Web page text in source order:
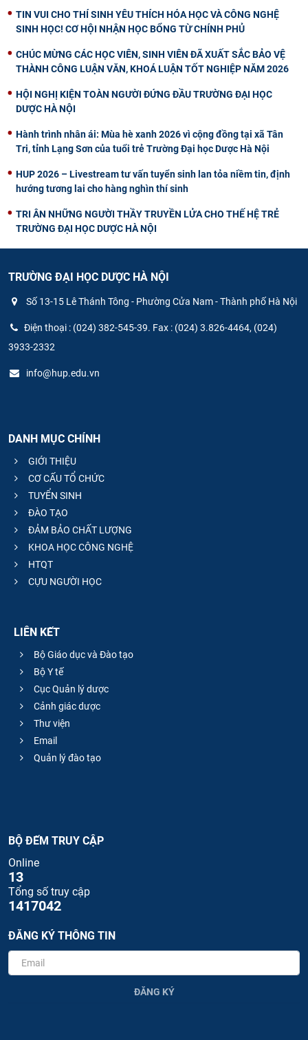
TIN VUI CHO THÍ SINH YÊU THÍCH HÓA HỌC VÀ CÔNG NGHỆ
SINH HỌC! CƠ HỘI NHẬN HỌC BỔNG TỪ CHÍNH PHỦ
CHÚC MỪNG CÁC HỌC VIÊN, SINH VIÊN ĐÃ XUẤT SẮC BẢO VỆ
THÀNH CÔNG LUẬN VĂN, KHOÁ LUẬN TỐT NGHIỆP NĂM 2026
HỘI NGHỊ KIỆN TOÀN NGƯỜI ĐỨNG ĐẦU TRƯỜNG ĐẠI HỌC
DƯỢC HÀ NỘI
Hành trình nhân ái: Mùa hè xanh 2026 vì cộng đồng tại xã Tân
Tri, tỉnh Lạng Sơn của tuổi trẻ Trường Đại học Dược Hà Nội
HUP 2026 – Livestream tư vấn tuyển sinh lan tỏa niềm tin, định
hướng tương lai cho hàng nghìn thí sinh
TRI ÂN NHỮNG NGƯỜI THẦY TRUYỀN LỬA CHO THẾ HỆ TRẺ
TRƯỜNG ĐẠI HỌC DƯỢC HÀ NỘI
TRƯỜNG ĐẠI HỌC DƯỢC HÀ NỘI
Số 13-15 Lê Thánh Tông - Phường Cửa Nam - Thành phố Hà Nội
Điện thoại : (024) 382-545-39. Fax : (024) 3.826-4464, (024)
3933-2332
info@hup.edu.vn
DANH MỤC CHÍNH
GIỚI THIỆU
CƠ CẤU TỔ CHỨC
TUYỂN SINH
ĐÀO TẠO
ĐẢM BẢO CHẤT LƯỢNG
KHOA HỌC CÔNG NGHỆ
HTQT
CỰU NGƯỜI HỌC
LIÊN KẾT
Bộ Giáo dục và Đào tạo
Bộ Y tế
Cục Quản lý dược
Cảnh giác dược
Thư viện
Email
Quản lý đào tạo
BỘ ĐẾM TRUY CẬP
Online
13
Tổng số truy cập
1417042
ĐĂNG KÝ THÔNG TIN
ĐĂNG KÝ